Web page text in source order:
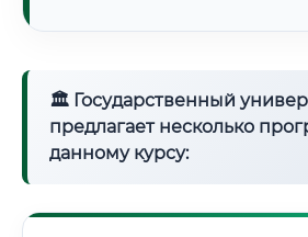
🏛 Государственный
предлагает несколько
данному курсу: